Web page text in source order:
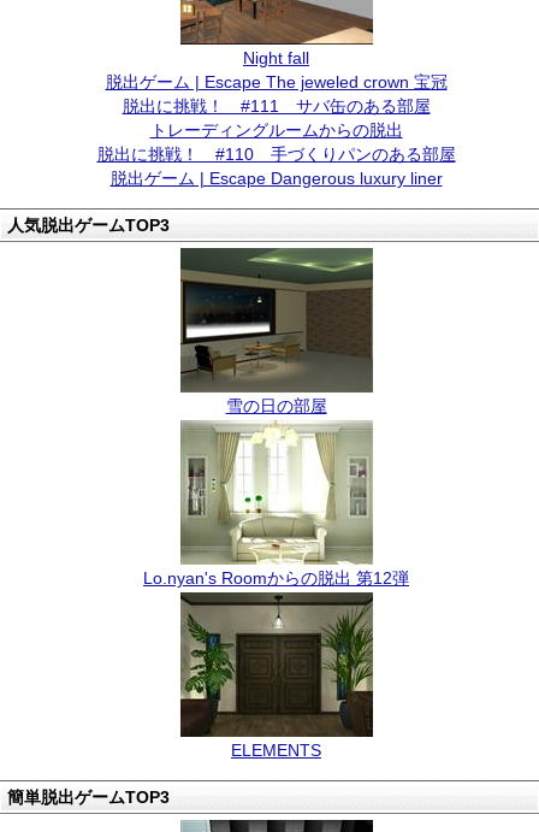
Night fall
脱出ゲーム | Escape The jeweled crown 宝冠
脱出に挑戦！ #111 サバ缶のある部屋
トレーディングルームからの脱出
脱出に挑戦！ #110 手づくりパンのある部屋
脱出ゲーム | Escape Dangerous luxury liner
人気脱出ゲームTOP3
雪の日の部屋
Lo.nyan's Roomからの脱出 第12弾
ELEMENTS
簡単脱出ゲームTOP3